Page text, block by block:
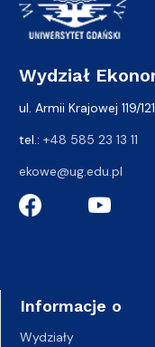
Wydział
ul. Armii Krajowej 119/
tel.: +48 585 23 13 11
ekowe@ug.edu.pl
Informacje o
Wydziały